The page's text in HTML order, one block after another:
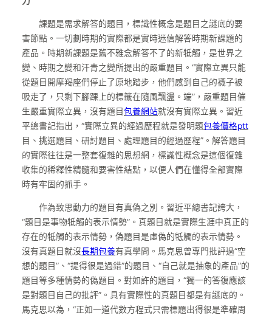
課題是需求解答的題目，標識性概念是題目之謎底的要
害節點。一切劃時期的實際都是實時迷信解答時期新課題的
產品。時期新課題是舊不雅念解答不了的新牴觸，是世界之
變、時期之變和汗青之變所提出的嚴重題目。“實際立異只能
從題目開摩羯座們停止了原地踏步，他們感到自己的襪子被
吸走了，只剩下腳踝上的標籤在隨風飄盪。端”，嚴重題目催
生嚴重實際立異，沒有題目包養網站就沒有實際立異。習近
平總書記指出，“實際立異的經過歷程就是發明題包養價格ptt
目、挑選題目、研討題目、處理題目的經過歷程”。解答題目
的實際往往是一整套復雜的思想網，標識性概念是這個復雜
收集的稀釋性精髓和要害性結點，以便人們在懂得全部實際
時有牢固的抓手。
作為致思動力的題目有真偽之別。習近平總書記誇大，
“題目是事物牴觸的表示情勢”。真題目就是實際生涯中真正的
存在的牴觸的表示情勢，偽題目是虛偽的牴觸的表示情勢。
沒有真題目就沒長期包養有真學問。馬克思曾專門批評過“空
想的題目”、“提得很是過錯”的題目、“自己就是抽象的產品”的
題目等多種情勢的偽題目。對如許的題目，“獨一的答復應該
是對題目自己的批評”。具有實際性的真題目都是有謎底的。
馬克思以為，“正如一道代數方程式只需標題出得很是準確周